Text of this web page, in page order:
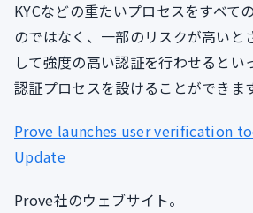
KYCなどの重たいプロセスをすべて
のではなく、一部のリスクが高いと
して強度の高い認証を行わせるとい
認証プロセスを設けることができます
Prove launches user verification
Update
Prove社のウェブサイト。